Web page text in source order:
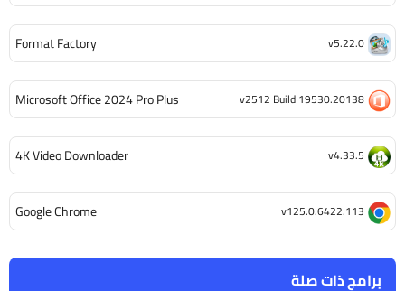
برامج ذات صلة
Format Factory v5.22.0
Microsoft Office 2024 Pro Plus v2512 Build 19530.20138
4K Video Downloader v4.33.5
Google Chrome v125.0.6422.113